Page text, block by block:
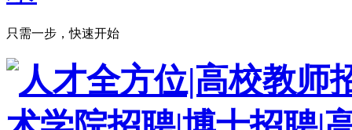
只需一步，快速开始